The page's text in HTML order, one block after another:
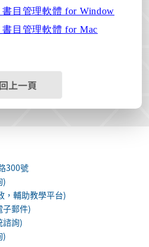
書目管理軟體 for Window
書目管理軟體 for Mac
回上一頁
300號
)
，輔助教學平台)
子郵件)
諮詢)
)